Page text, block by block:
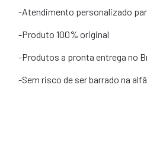
-Atendimento personalizado
-Produto 100% original
-Produtos a pronta entrega no
-Sem risco de ser barrado na